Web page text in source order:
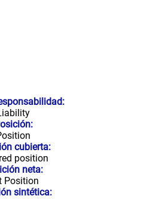
cubierta:
position
neta:
Position
sintética: